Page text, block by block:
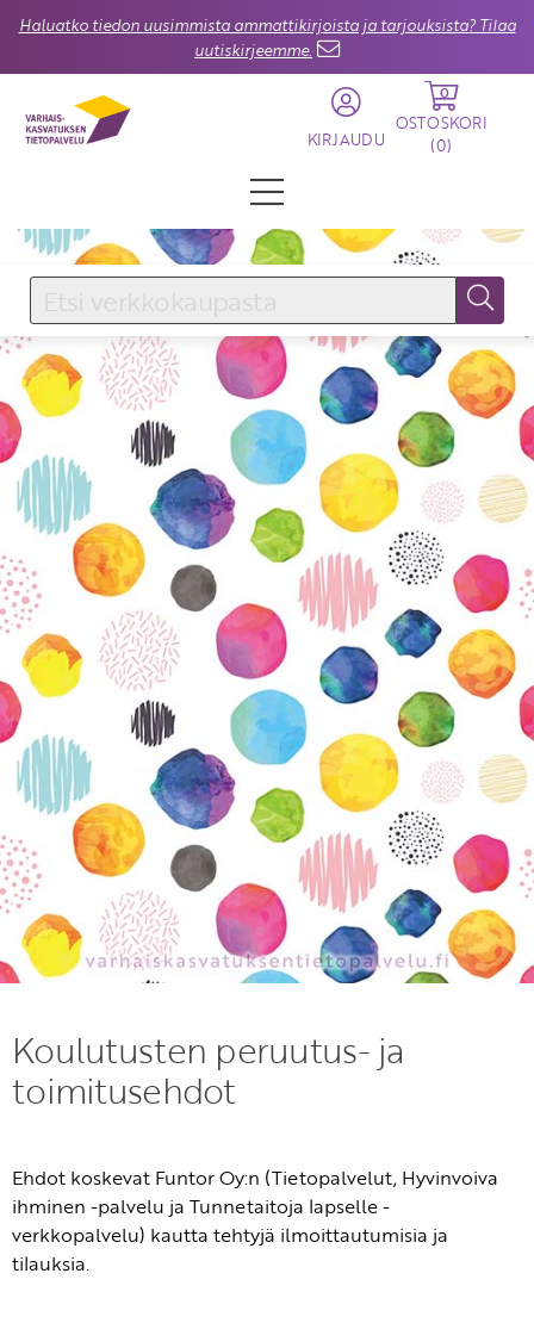
Haluatko tiedon uusimmista ammattikirjoista ja tarjouksista? Tilaa
uutiskirjeemme.
KIRJAUDU
0
OSTOSKORI
(0)
KIRJAUDU SISÄÄN
Käyttäjätunnus
Salasana
Unohtuiko salasana?
KIRJAUDU SISÄÄN
Etkö ole vielä Varhaiskasvatuksen Tietopalvelun
jäsen?
Liity tästä!
Koulutusten peruutus- ja
toimitusehdot
Ehdot koskevat Funtor Oy:n (Tietopalvelut, Hyvinvoiva
ihminen -palvelu ja Tunnetaitoja lapselle -
verkkopalvelu) kautta tehtyjä ilmoittautumisia ja
tilauksia.